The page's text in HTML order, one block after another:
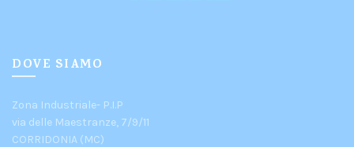
DOVE SIAMO
Zona Industriale- P.I.P
via delle Maestranze, 7/9/11
CORRIDONIA (MC)